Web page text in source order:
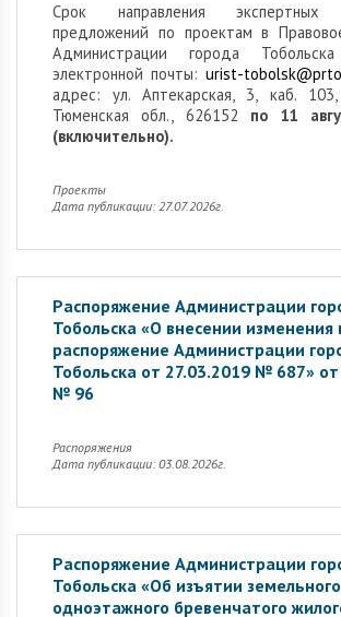
Cрок направления экспертных
предложений по проектам в
Администрации города
электронной почты: urist-
адрес: ул. Аптекарская, 3, каб. 103,
Тюменская обл., 626152 по 11
(включительно).
Проекты
Дата публикации: 27.07.2026г.
Распоряжение Администрации
Тобольска «О внесении изменения
распоряжение Администрации
Тобольска от 27.03.2019 № 687»
№ 96
Распоряжения
Дата публикации: 03.08.2026г.
Распоряжение Администрации
Тобольска «Об изъятии
одноэтажного бревенчатого